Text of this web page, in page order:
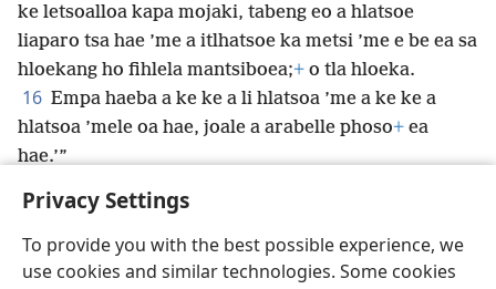
Privacy Settings
To provide you with the best possible experience, we
use cookies and similar technologies. Some cookies
ke letsoalloa kapa mojaki, tabeng eo a hlatsoe
liaparo tsa hae ’me a itlhatsoe ka metsi ’me e be ea sa
hloekang ho fihlela mantsiboea;+ o tla hloeka.
16 Empa haeba a ke ke a li hlatsoa ’me a ke ke a
hlatsoa ’mele oa hae, joale a arabelle phoso+ ea
hae.’”
Sesotho (Lesotho) Romela Ikhethele